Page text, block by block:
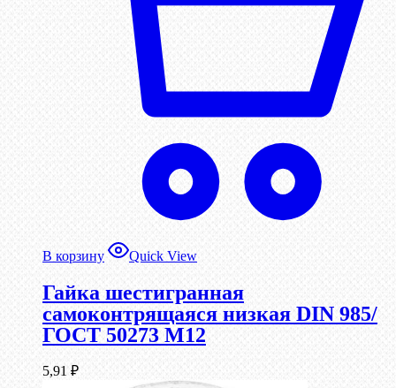
В корзину Quick View
Гайка шестигранная
самоконтрящаяся низкая DIN 985/
ГОСТ 50273 М12
5,91 ₽